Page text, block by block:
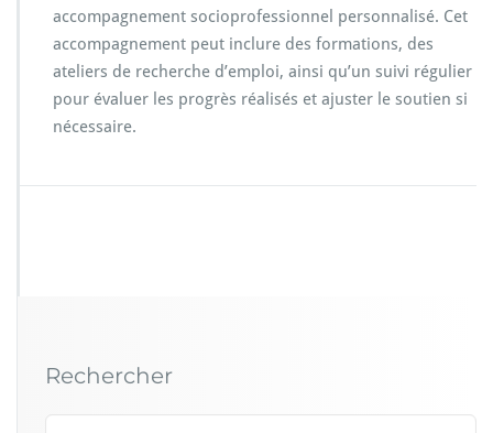
accompagnement socioprofessionnel personnalisé. Cet
accompagnement peut inclure des formations, des
ateliers de recherche d’emploi, ainsi qu’un suivi régulier
pour évaluer les progrès réalisés et ajuster le soutien si
nécessaire.
Rechercher